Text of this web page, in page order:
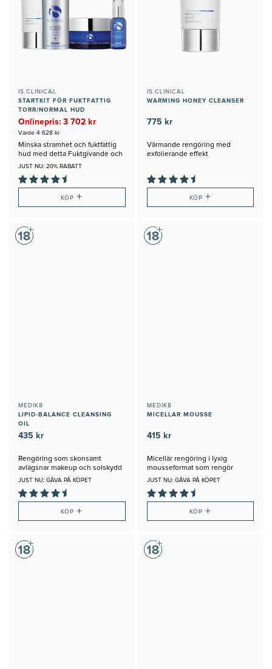
IS.CLINICAL
STARTKIT FÖR FUKTFATTIG
TORR/NORMAL HUD
Onlinepris: 3 702 kr
Värde 4 628 kr
Minska stramhet och fuktfattig
hud med detta Fuktgivande och
närande kit från iS Clinical
JUST NU: 20% RABATT
KÖP+
IS.CLINICAL
WARMING HONEY CLEANSER
775 kr
Värmande rengöring med
exfolierande effekt
KÖP +
MEDIK8
LIPID-BALANCE CLEANSING
OIL
435 kr
Rengöring som skonsamt
avlägsnar makeup och solskydd
JUST NU: GÅVA PÅ KÖPET
KÖP+
MEDIK8
MICELLAR MOUSSE
415 kr
Micellär rengöring i lyxig
mousseformat som rengör
skonsamt
JUST NU: GÅVA PÅ KÖPET
KÖP +